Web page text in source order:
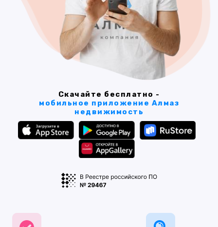
Скачайте бесплатно -
мобильное приложение Алмаз
недвижимость